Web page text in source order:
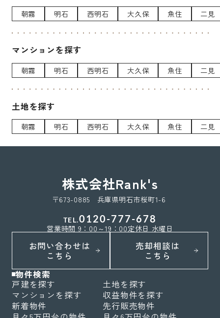
朝霧 明石 西明石 大久保 魚住 二見
マンションを探す
朝霧 明石 西明石 大久保 魚住 二見
土地を探す
朝霧 明石 西明石 大久保 魚住 二見
株式会社Rank's
〒673-0885 兵庫県明石市桜町1-6
TEL.0120-777-678
営業時間 9：00～19：00定休日 水曜日
お問い合わせは
こちら
売却相談は
こちら
物件検索
戸建を探す
土地を探す
マンションを探す
収益物件を探す
新着物件
先行販売物件